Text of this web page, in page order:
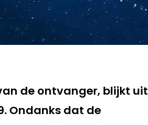
de ontvanger, blijkt uit
Ondanks dat de